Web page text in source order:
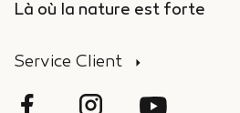
Là où la nature est forte
Service Client